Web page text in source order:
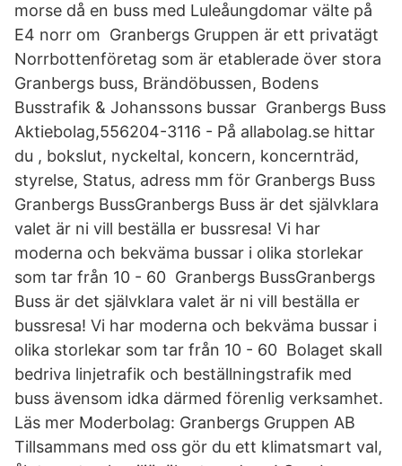
morse då en buss med Luleåungdomar välte på
E4 norr om Granbergs Gruppen är ett privatägt
Norrbottenföretag som är etablerade över stora
Granbergs buss, Brändöbussen, Bodens
Busstrafik & Johanssons bussar Granbergs Buss
Aktiebolag,556204-3116 - På allabolag.se hittar
du , bokslut, nyckeltal, koncern, koncernträd,
styrelse, Status, adress mm för Granbergs Buss
Granbergs BussGranbergs Buss är det självklara
valet är ni vill beställa er bussresa! Vi har
moderna och bekväma bussar i olika storlekar
som tar från 10 - 60 Granbergs BussGranbergs
Buss är det självklara valet är ni vill beställa er
bussresa! Vi har moderna och bekväma bussar i
olika storlekar som tar från 10 - 60 Bolaget skall
bedriva linjetrafik och beställningstrafik med
buss ävensom idka därmed förenlig verksamhet.
Läs mer Moderbolag: Granbergs Gruppen AB
Tillsammans med oss gör du ett klimatsmart val,